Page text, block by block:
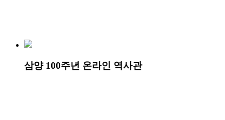
삼양 100주년 온라인 역사관